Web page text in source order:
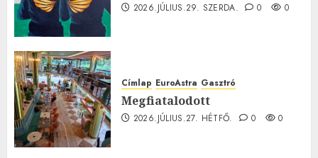
2026.JÚLIUS.29. SZERDA. 0 0
Címlap EuroAstra Gasztró
Megfiatalodott
2026.JÚLIUS.27. HÉTFŐ. 0 0